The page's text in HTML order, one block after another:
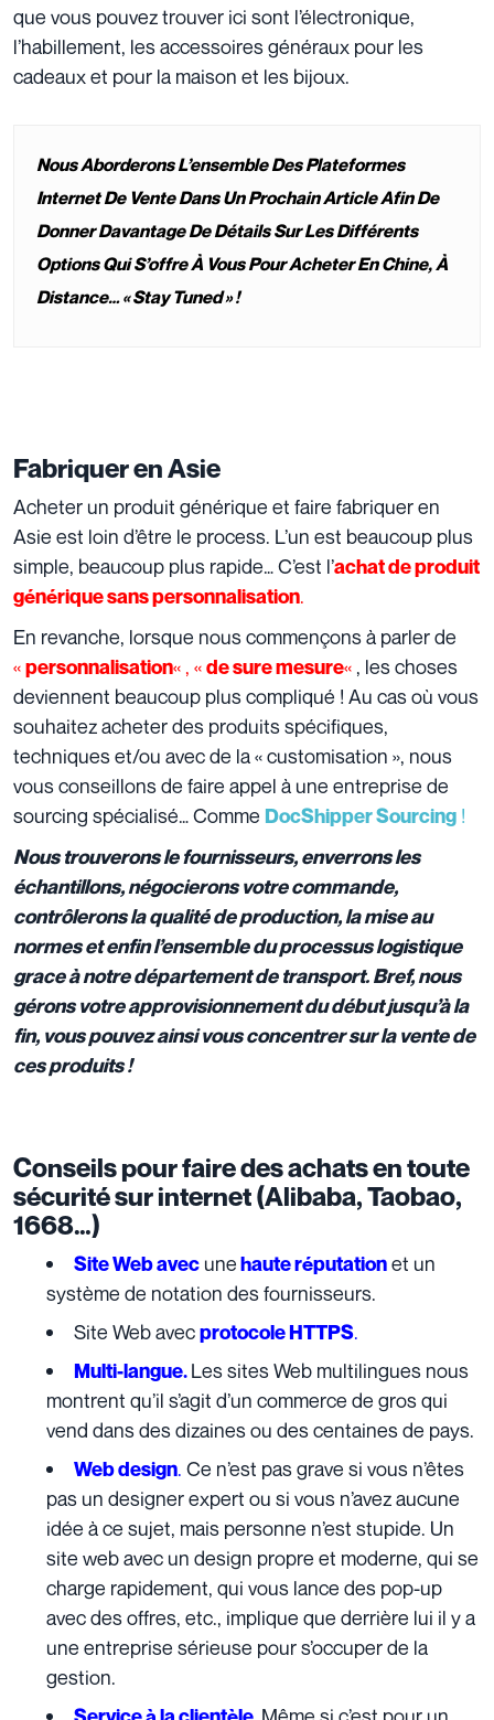
que vous pouvez trouver ici sont l’électronique,
l’habillement, les accessoires généraux pour les
cadeaux et pour la maison et les bijoux.
Nous Aborderons L’ensemble Des Plateformes
Internet De Vente Dans Un Prochain Article Afin De
Donner Davantage De Détails Sur Les Différents
Options Qui S’offre À Vous Pour Acheter En Chine, À
Distance… « Stay Tuned » !
Fabriquer en Asie
Acheter un produit générique et faire fabriquer en
Asie est loin d’être le process. L’un est beaucoup plus
simple, beaucoup plus rapide… C’est l’achat de produit
générique sans personnalisation.
En revanche, lorsque nous commençons à parler de
«personnalisation« , «de sure mesure« , les choses
deviennent beaucoup plus compliqué ! Au cas où vous
souhaitez acheter des produits spécifiques,
techniques et/ou avec de la « customisation », nous
vous conseillons de faire appel à une entreprise de
sourcing spécialisé… Comme DocShipper Sourcing !
Nous trouverons le fournisseurs, enverrons les
échantillons, négocierons votre commande,
contrôlerons la qualité de production, la mise au
normes et enfin l’ensemble du processus logistique
grace à notre département de transport. Bref, nous
gérons votre approvisionnement du début jusqu’à la
fin, vous pouvez ainsi vous concentrer sur la vente de
ces produits !
Conseils pour faire des achats en toute
sécurité sur internet (Alibaba, Taobao,
1668…)
Site Web avec unehaute réputationet un
système de notation des fournisseurs.
Site Web avecprotocole HTTPS.
Multi-langue.Les sites Web multilingues nous
montrent qu’il s’agit d’un commerce de gros qui
vend dans des dizaines ou des centaines de pays.
Web design. Ce n’est pas grave si vous n’êtes
pas un designer expert ou si vous n’avez aucune
idée à ce sujet, mais personne n’est stupide. Un
site web avec un design propre et moderne, qui se
charge rapidement, qui vous lance des pop-up
avec des offres, etc., implique que derrière lui il y a
une entreprise sérieuse pour s’occuper de la
gestion.